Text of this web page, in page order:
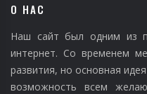
О НАС
Наш сайт был одним из
интернет. Со временем
развития, но основная
возможность всем